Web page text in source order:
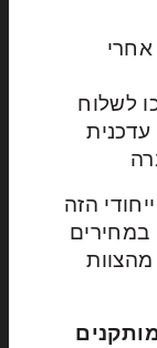
אחרי
לשלוח
עדכנית
הזה
במחירים
מהצוות